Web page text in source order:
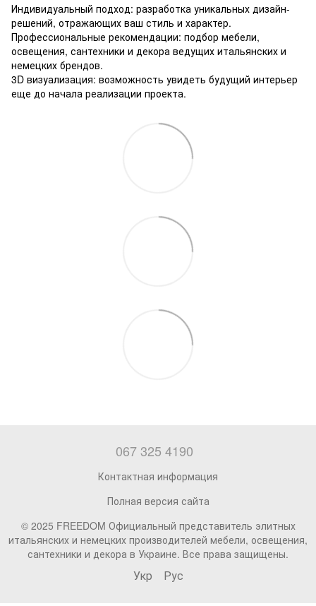
Индивидуальный подход: разработка уникальных дизайн-
решений, отражающих ваш стиль и характер.
Профессиональные рекомендации: подбор мебели,
освещения, сантехники и декора ведущих итальянских и
немецких брендов.
3D визуализация: возможность увидеть будущий интерьер
еще до начала реализации проекта.
067 325 4190
Контактная информация
Полная версия сайта
© 2025 FREEDOM Официальный представитель элитных
итальянских и немецких производителей мебели, освещения,
сантехники и декора в Украине. Все права защищены.
Укр Рус